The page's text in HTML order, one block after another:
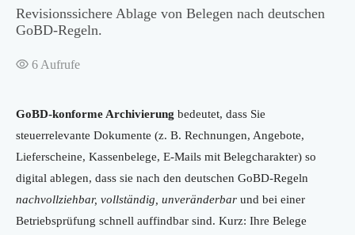
Revisionssichere Ablage von Belegen nach deutschen
GoBD-Regeln.
6 Aufrufe
GoBD-konforme Archivierung bedeutet, dass Sie
steuerrelevante Dokumente (z. B. Rechnungen, Angebote,
Lieferscheine, Kassenbelege, E-Mails mit Belegcharakter) so
digital ablegen, dass sie nach den deutschen GoBD-Regeln
nachvollziehbar, vollständig, unveränderbar und bei einer
Betriebsprüfung schnell auffindbar sind. Kurz: Ihre Belege